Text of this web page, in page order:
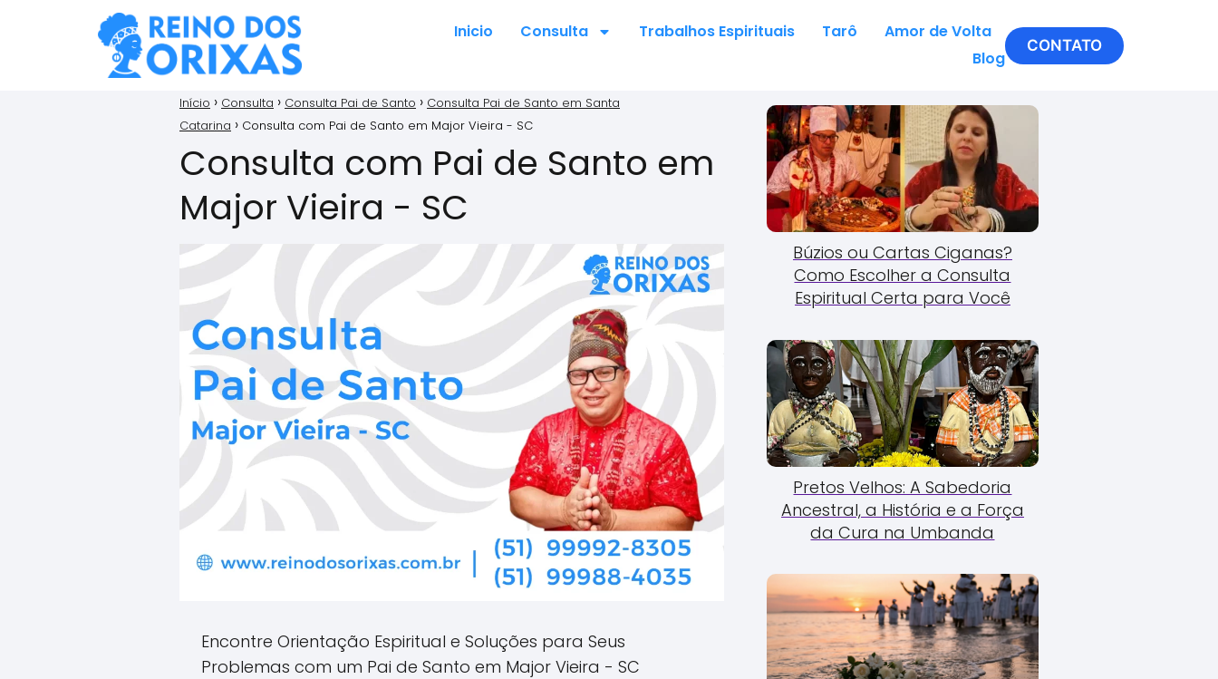
Inicio Consulta Trabalhos Espirituais Tarô
Amor de Volta
Blog
CONTATO
Início Consulta Consulta Pai de Santo
Consulta Pai de Santo em Santa
Catarina
Consulta com Pai de Santo em Major Vieira - SC
Consulta com Pai de Santo em
Major Vieira - SC
Encontre Orientação Espiritual e Soluções para Seus
Problemas com um Pai de Santo em Major Vieira - SC
Búzios ou Cartas Ciganas?
Como Escolher a Consulta
Espiritual Certa para Você
Pretos Velhos: A Sabedoria
Ancestral, a História e a Força
da Cura na Umbanda